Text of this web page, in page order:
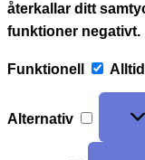
återkallar ditt
funktioner negativt.
Funktionell
Alternativ